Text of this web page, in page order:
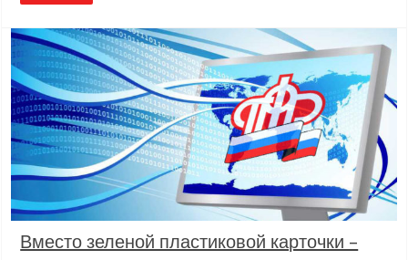
Вместо зеленой пластиковой карточки –